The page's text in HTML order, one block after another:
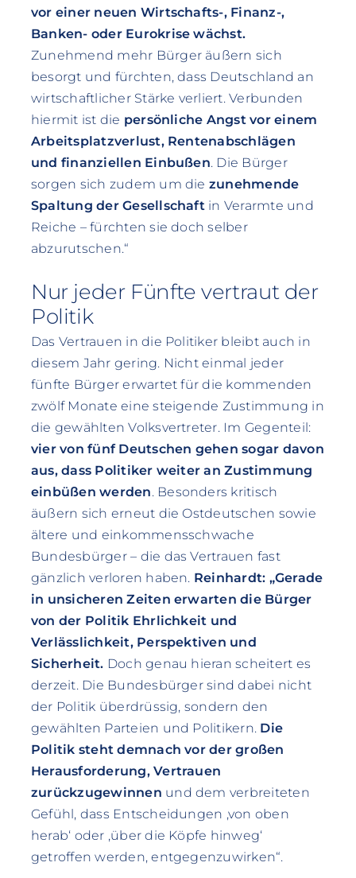
vor einer neuen Wirtschafts-, Finanz-,
Banken- oder Eurokrise wächst.
Zunehmend mehr Bürger äußern sich
besorgt und fürchten, dass Deutschland an
wirtschaftlicher Stärke verliert. Verbunden
hiermit ist die persönliche Angst vor einem
Arbeitsplatzverlust, Rentenabschlägen
und finanziellen Einbußen. Die Bürger
sorgen sich zudem um die zunehmende
Spaltung der Gesellschaft in Verarmte und
Reiche – fürchten sie doch selber
abzurutschen.“
Nur jeder Fünfte vertraut der
Politik
Das Vertrauen in die Politiker bleibt auch in
diesem Jahr gering. Nicht einmal jeder
fünfte Bürger erwartet für die kommenden
zwölf Monate eine steigende Zustimmung in
die gewählten Volksvertreter. Im Gegenteil:
vier von fünf Deutschen gehen sogar davon
aus, dass Politiker weiter an Zustimmung
einbüßen werden. Besonders kritisch
äußern sich erneut die Ostdeutschen sowie
ältere und einkommensschwache
Bundesbürger – die das Vertrauen fast
gänzlich verloren haben. Reinhardt: „Gerade
in unsicheren Zeiten erwarten die Bürger
von der Politik Ehrlichkeit und
Verlässlichkeit, Perspektiven und
Sicherheit. Doch genau hieran scheitert es
derzeit. Die Bundesbürger sind dabei nicht
der Politik überdrüssig, sondern den
gewählten Parteien und Politikern. Die
Politik steht demnach vor der großen
Herausforderung, Vertrauen
zurückzugewinnen und dem verbreiteten
Gefühl, dass Entscheidungen ‚von oben
herab‘ oder ‚über die Köpfe hinweg‘
getroffen werden, entgegenzuwirken“.